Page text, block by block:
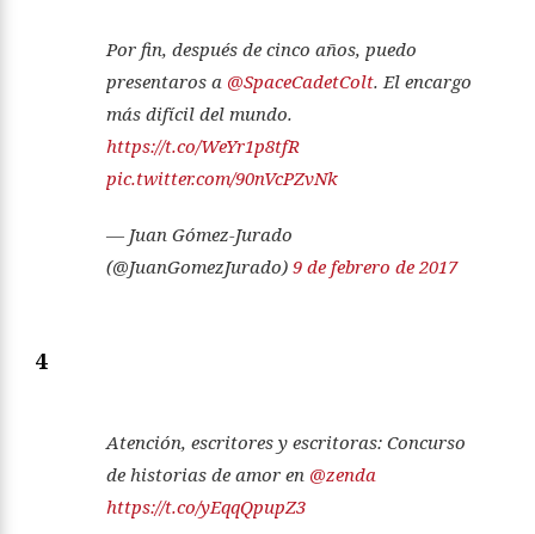
Por fin, después de cinco años, puedo
presentaros a @SpaceCadetColt. El encargo
más difícil del mundo.
https://t.co/WeYr1p8tfR
pic.twitter.com/90nVcPZvNk
— Juan Gómez-Jurado
(@JuanGomezJurado) 9 de febrero de 2017
4
Atención, escritores y escritoras: Concurso
de historias de amor en @zenda
https://t.co/yEqqQpupZ3